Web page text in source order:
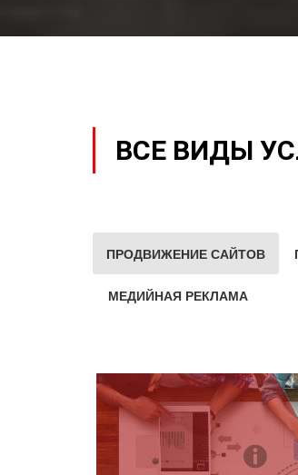
ВСЕ ВИДЫ
ПРОДВИЖЕНИЕ САЙТОВ
МЕДИЙНАЯ РЕКЛАМА